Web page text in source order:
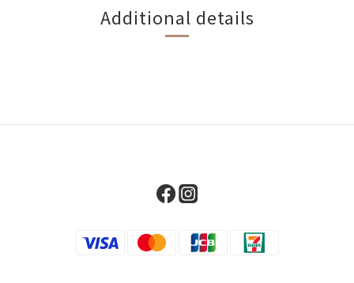
Additional details